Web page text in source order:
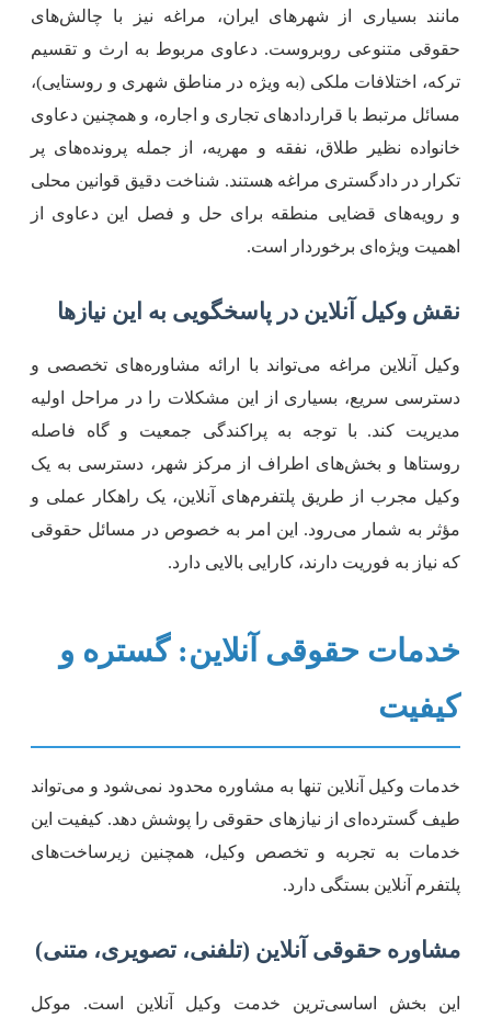
بسیاری از شهرهای ایران، مراغه نیز با چالش‌های
متنوعی روبروست. دعاوی مربوط به ارث و تقسیم
اختلافات ملکی (به ویژه در مناطق شهری و روستایی)،
مرتبط با قراردادهای تجاری و اجاره، و همچنین دعاوی
نظیر طلاق، نفقه و مهریه، از جمله پرونده‌های پر
در دادگستری مراغه هستند. شناخت دقیق قوانین محلی
رویه‌های قضایی منطقه برای حل و فصل این دعاوی از
ویژه‌ای برخوردار است.
وکیل آنلاین در پاسخگویی به این نیازها
آنلاین مراغه می‌تواند با ارائه مشاوره‌های تخصصی و
سریع، بسیاری از این مشکلات را در مراحل اولیه
کند. با توجه به پراکندگی جمعیت و گاه فاصله
و بخش‌های اطراف از مرکز شهر، دسترسی به یک
مجرب از طریق پلتفرم‌های آنلاین، یک راهکار عملی و
به شمار می‌رود. این امر به خصوص در مسائل حقوقی
نیاز به فوریت دارند، کارایی بالایی دارد.
حقوقی آنلاین: گستره و
وکیل آنلاین تنها به مشاوره محدود نمی‌شود و می‌تواند
گسترده‌ای از نیازهای حقوقی را پوشش دهد. کیفیت این
به تجربه و تخصص وکیل، همچنین زیرساخت‌های
آنلاین بستگی دارد.
حقوقی آنلاین (تلفنی، تصویری، متنی)
بخش اساسی‌ترین خدمت وکیل آنلاین است. موکل